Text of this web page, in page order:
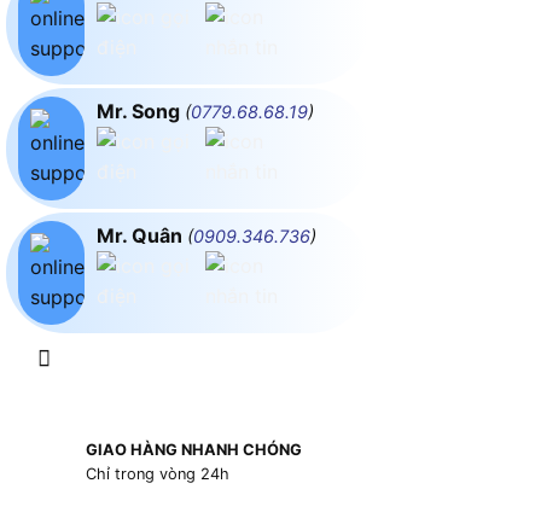
Mr. Song (0779.68.68.19)
Mr. Quân (0909.346.736)
GIAO HÀNG NHANH CHÓNG
Chỉ trong vòng 24h